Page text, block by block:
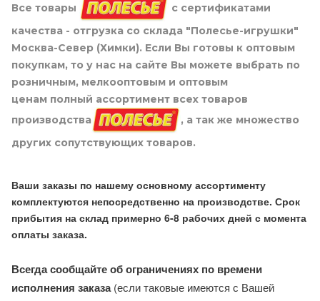
Все товары
с сертификатами
качества - отгрузка со склада "Полесье-игрушки"
Москва-Север (Химки). Если Вы готовы к оптовым
покупкам, то у нас на сайте Вы можете выбрать по
розничным, мелкооптовым и оптовым
ценам полный ассортимент всех товаров
производства
, а так же множество
других сопутствующих товаров.
Ваши заказы по нашему основному ассортименту
комплектуются непосредственно на производстве. Срок
прибытия на склад примерно 6-8 рабочих дней с момента
оплаты заказа.
Всегда сообщайте об ограничениях по времени
исполнения заказа(если таковые имеются с Вашей